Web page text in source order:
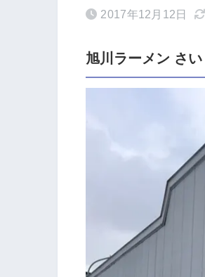
2017年12月12日
旭川ラーメン さ